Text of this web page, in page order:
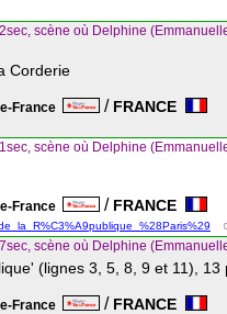
scène où Delphine
Corderie
France / FRANCE
scène où Delphine
France / FRANCE
scène où Delphine
(lignes 3, 5, 8, 9 et 11), 13
France / FRANCE